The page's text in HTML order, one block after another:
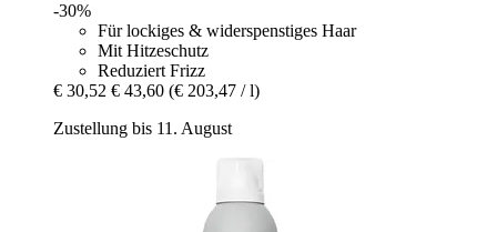
-30%
Für lockiges & widerspenstiges Haar
Mit Hitzeschutz
Reduziert Frizz
€ 30,52 € 43,60 (€ 203,47 / l)
Zustellung bis 11. August